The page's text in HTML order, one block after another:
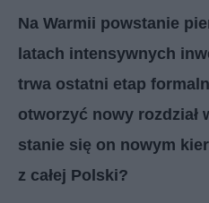
Na Warmii powstanie
latach intensywnych
trwa ostatni etap
otworzyć nowy rozdział
stanie się on nowym
z całej Polski?